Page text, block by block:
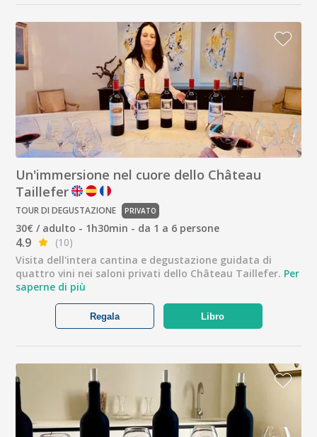
Un'immersione nel cuore dello Château
Taillefer
TOUR DI DEGUSTAZIONE PRIVATO
30€ / adulto - 1h30min - da 1 a 6 persone
4.9
(10)
Visita dell'intera cantina e degustazione guidata di
quattro vini nei saloni privati dello Château Taillefer. Per
saperne di più
Libro
Regala